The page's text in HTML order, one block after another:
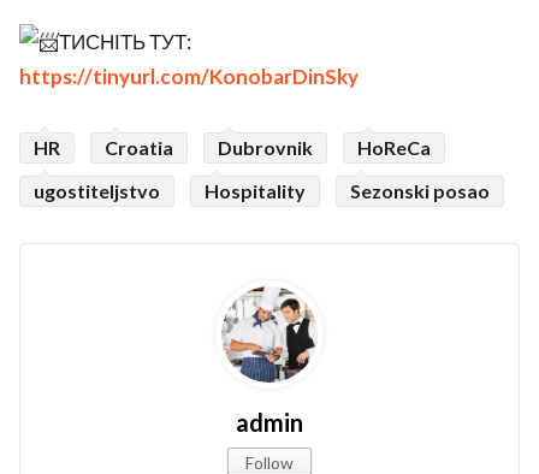
ТИСНІТЬ ТУТ:
https://tinyurl.com/KonobarDinSky
HR Croatia Dubrovnik
HoReCa
ugostiteljstvo
Hospitality Sezonski posao
admin
Follow